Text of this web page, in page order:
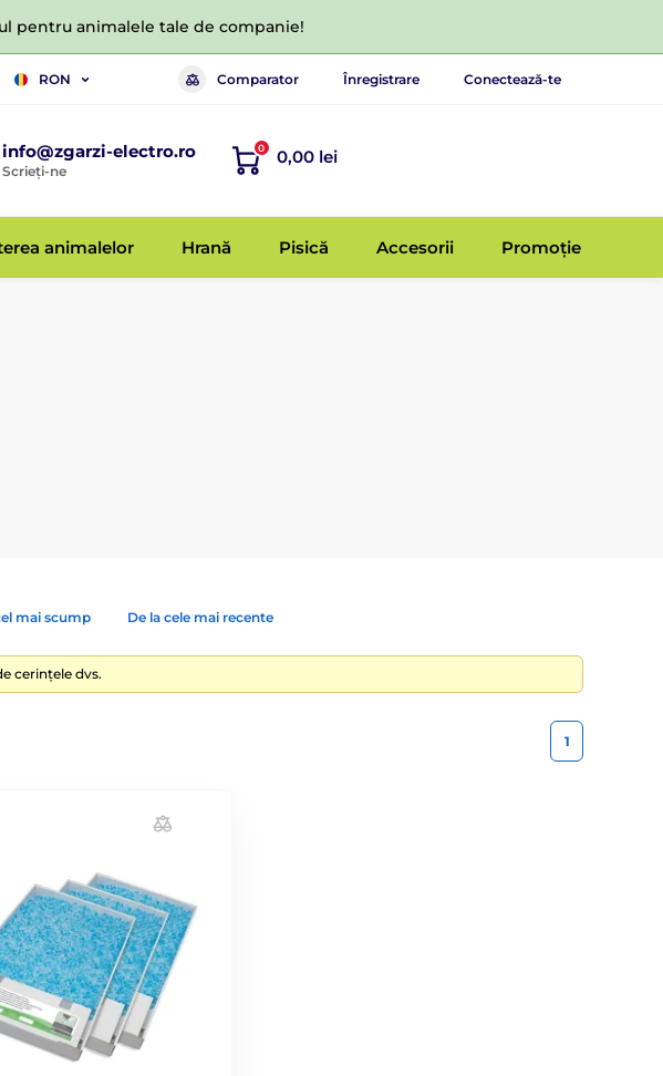
pentru animalele tale de companie!
RON Comparator Înregistrare Conectează-te
info@zgarzi-electro.ro
Scrieți-ne
0 0,00 lei
animalelor Hrană Pisică Accesorii Promoție
mai scump De la cele mai recente
cerințele dvs.
1